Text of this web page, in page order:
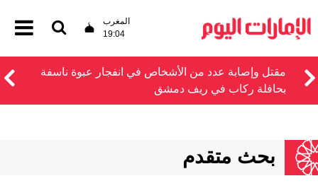
المغرب
19:04
مقتل وإصابة عدد من الأشخاص في انفجار عبوة ناسفة
بحافلة ركاب في ريف دمشق
بحث متقدم